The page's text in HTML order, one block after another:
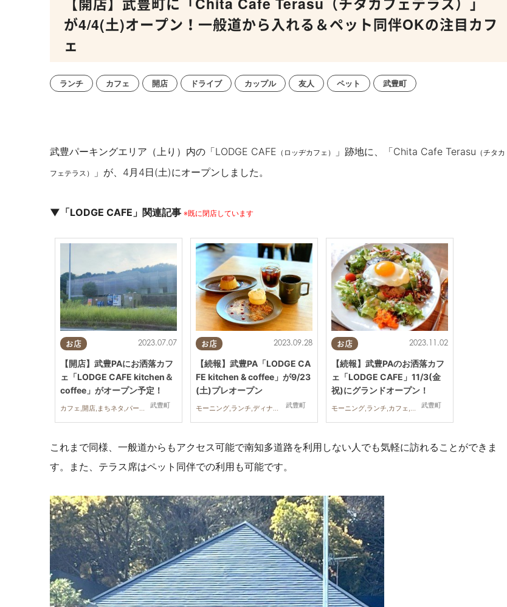
が4/4(土)オープン！一般道から入れる＆ペット同伴OKの注目カフ
ェ
ランチ カフェ 開店 ドライブ カップル 友人 ペット 武豊町
武豊パーキングエリア（上り）内の「LODGE CAFE （ロッヂカフェ） 」跡地に、「Chita Cafe Terasu （チタカ
フェテラス） 」が、4月4日(土)にオープンしました。
▼「LODGE CAFE」関連記事 ※既に閉店しています
お店
武豊町
2023.07.07
【開店】武豊PAにお洒落カフ
ェ「LODGE CAFE kitchen＆
coffee」がオープン予定！
カフェ,開店,まちネタ,パーキングエリア,コーヒー
お店
武豊町
2023.09.28
【続報】武豊PA「LODGE CA
FE kitchen & coffee」が9/23
(土)プレオープン
モーニング,ランチ,ディナー,カフェ,スイーツ,テイクアウト,開店
お店
武豊町
2023.11.02
【続報】武豊PAのお洒落カフ
ェ「LODGE CAFE」11/3(金
祝)にグランドオープン！
モーニング,ランチ,カフェ,開店,まちネタ
これまで同様、一般道からもアクセス可能で南知多道路を利用しない人でも気軽に訪れることができま
す。
また、テラス席はペット同伴での利用も可能です。